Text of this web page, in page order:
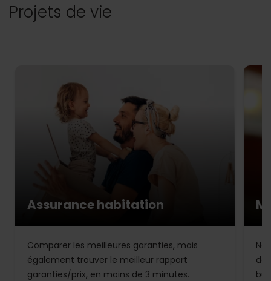
Projets de vie
Assurance habitation
Comparer les meilleures garanties, mais
également trouver le meilleur rapport
garanties/prix, en moins de 3 minutes.
de